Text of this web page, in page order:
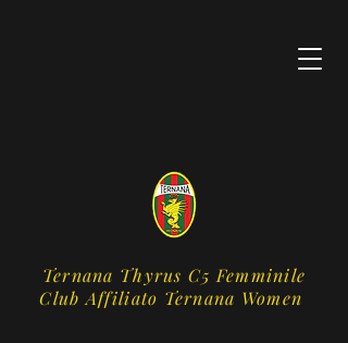
Ternana Thyrus C5 Femminile
​Club Affiliato Ternana Women